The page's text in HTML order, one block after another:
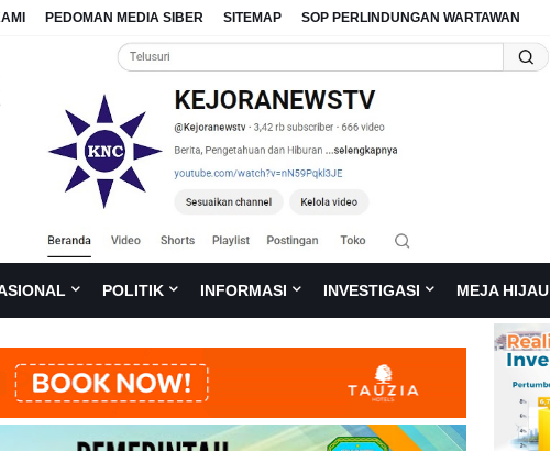
PEDOMAN MEDIA SIBER SITEMAP SOP PERLINDUNGAN WARTAWAN
POLITIK INFORMASI INVESTIGASI MEJA HIJAU